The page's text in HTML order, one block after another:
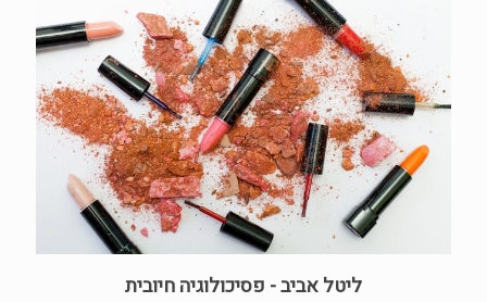
ליטל אביב - פסיכולוגיה חיובית